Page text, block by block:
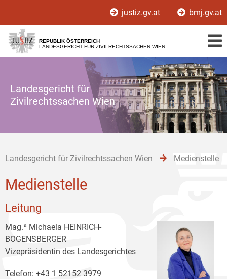
[1]
[2]
[3]
justiz.gv.at bmj.gv.at
REPUBLIK ÖSTERREICH
LANDESGERICHT FÜR ZIVILRECHTSSACHEN WIEN
Landesgericht für
Zivilrechtssachen Wien
Landesgericht für Zivilrechtssachen Wien Medienstelle
Medienstelle
Leitung
Mag.ª Michaela HEINRICH-
BOGENSBERGER
Vizepräsidentin des Landesgerichtes
Telefon: +43 1 52152 3979